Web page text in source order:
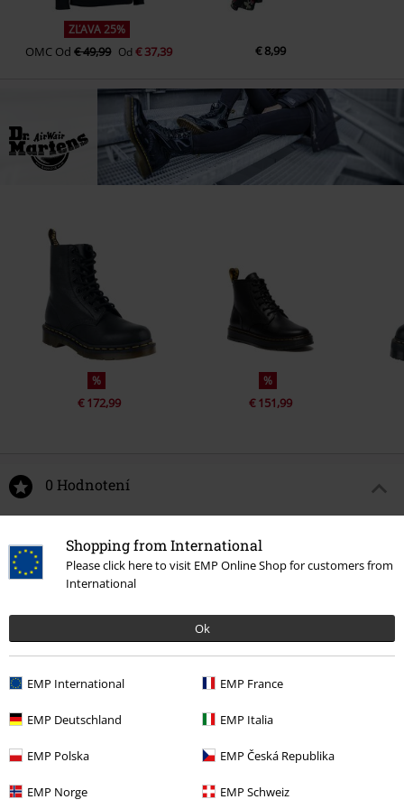
Shopping from International
Please click here to visit EMP Online Shop for customers from
International
Ok
EMP International EMP France
EMP Deutschland EMP Italia
EMP Polska EMP Česká Republika
EMP Norge EMP Schweiz
ZĽAVA 25%
OMC Od€ 49,99 Od€ 37,39 € 8,99
%
€ 172,99
%
€ 151,99
0 Hodnotení
Napísať hodnotenie
Naposledy navštívené